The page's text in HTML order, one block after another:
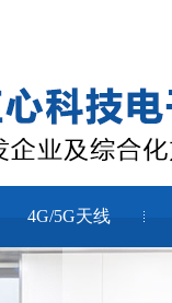
4G/5G天线